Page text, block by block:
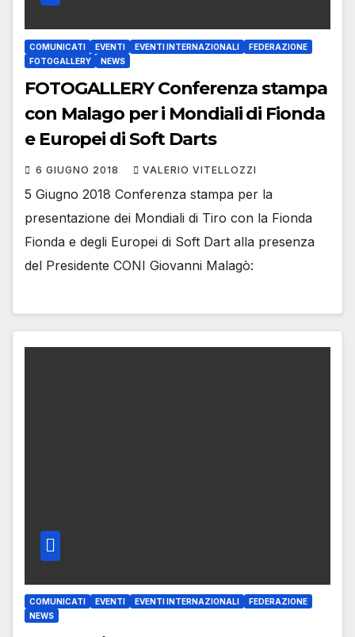
COMUNICATI EVENTI EVENTI INTERNAZIONALI
FEDERAZIONE
FOTOGALLERY
NEWS
FOTOGALLERY Conferenza stampa
con Malago per i Mondiali di Fionda
e Europei di Soft Darts
6 GIUGNO 2018 VALERIO VITELLOZZI
5 Giugno 2018 Conferenza stampa per la
presentazione dei Mondiali di Tiro con la Fionda
Fionda e degli Europei di Soft Dart alla presenza
del Presidente CONI Giovanni Malagò:
COMUNICATI EVENTI EVENTI INTERNAZIONALI
FEDERAZIONE
NEWS